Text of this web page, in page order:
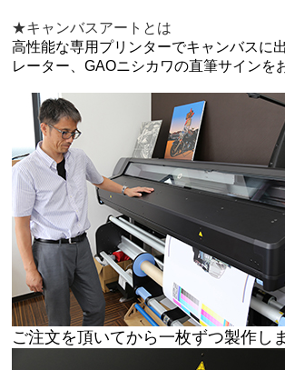
★キャンバスアートとは
高性能な専用プリンターでキャンバスに
レーター、GAOニシカワの直筆サインを
ご注文を頂いてから一枚ずつ製作し